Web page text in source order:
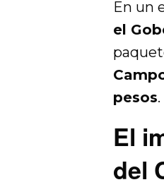
En un
el
pesos.
El
del